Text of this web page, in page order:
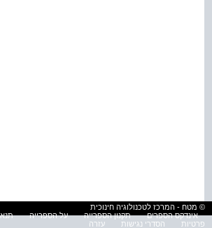
© מטח - המרכז לטכנולוגיה חינוכית
אינדקס הספרים
תקנון הספרייה על הספרייה
פרטיות
הסדרי נגישות עזרה